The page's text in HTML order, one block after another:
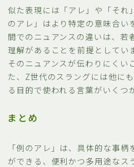
似た表現には「アレ」や「それ
のアレ」はより特定の意味合い
間でのニュアンスの違いは、若
理解があることを前提としてい
そのニュアンスが伝わりにくい
た、Z世代のスラングには他に
る目的で使われる言葉がいくつ
まとめ
「例のアレ」は、具体的な事
ができる、便利かつ多用途なス